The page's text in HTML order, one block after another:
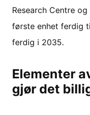
Research Centre
første enhet ferdig
ferdig i 2035.
Elementer
gjør det